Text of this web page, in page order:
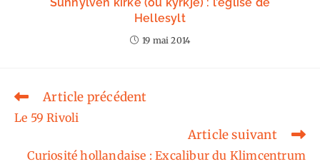
Hellesylt
19 mai 2014
Read
articles
Article précédent
Le 59 Rivoli
Article suivant
Curiosité hollandaise : Excalibur du Klimcentrum